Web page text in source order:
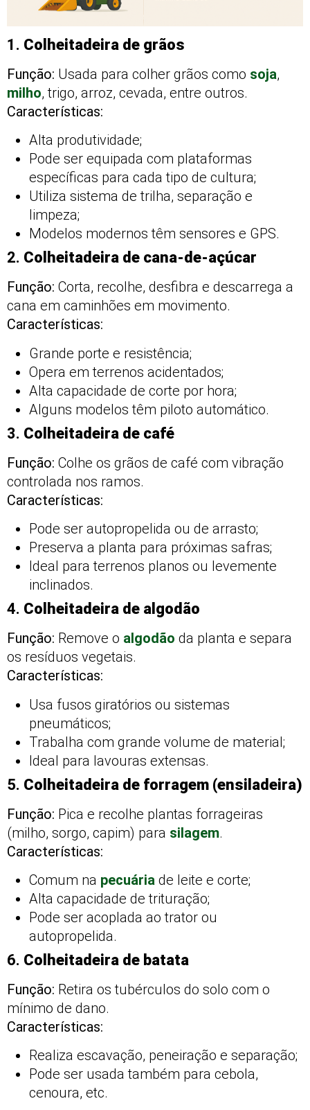
1. Colheitadeira de grãos
Função: Usada para colher grãos como soja,
milho, trigo, arroz, cevada, entre outros.
Características:
Alta produtividade;
Pode ser equipada com plataformas
específicas para cada tipo de cultura;
Utiliza sistema de trilha, separação e
limpeza;
Modelos modernos têm sensores e GPS.
2. Colheitadeira de cana-de-açúcar
Função: Corta, recolhe, desfibra e descarrega a
cana em caminhões em movimento.
Características:
Grande porte e resistência;
Opera em terrenos acidentados;
Alta capacidade de corte por hora;
Alguns modelos têm piloto automático.
3. Colheitadeira de café
Função: Colhe os grãos de café com vibração
controlada nos ramos.
Características:
Pode ser autopropelida ou de arrasto;
Preserva a planta para próximas safras;
Ideal para terrenos planos ou levemente
inclinados.
4. Colheitadeira de algodão
Função: Remove o algodão da planta e separa
os resíduos vegetais.
Características:
Usa fusos giratórios ou sistemas
pneumáticos;
Trabalha com grande volume de material;
Ideal para lavouras extensas.
5. Colheitadeira de forragem (ensiladeira)
Função: Pica e recolhe plantas forrageiras
(milho, sorgo, capim) para silagem.
Características:
Comum na pecuária de leite e corte;
Alta capacidade de trituração;
Pode ser acoplada ao trator ou
autopropelida.
6. Colheitadeira de batata
Função: Retira os tubérculos do solo com o
mínimo de dano.
Características:
Realiza escavação, peneiração e separação;
Pode ser usada também para cebola,
cenoura, etc.